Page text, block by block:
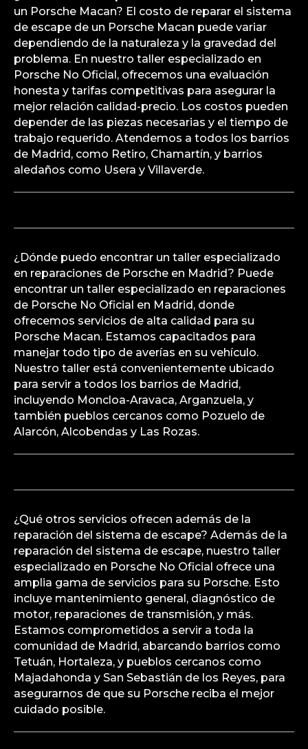
un Porsche Macan? El costo de reparar el sistema
de escape de un Porsche Macan puede variar
dependiendo de la naturaleza y la gravedad del
problema. En nuestro taller especializado en
Porsche No Oficial, ofrecemos una evaluación
honesta y tarifas competitivas para asegurar la
mejor relación calidad-precio. Los costos pueden
depender de las piezas necesarias y el tiempo de
trabajo requerido. Atendemos a todos los barrios
de Madrid, como Retiro, Chamartín, y barrios
aledaños como Usera y Villaverde.
¿Dónde puedo encontrar un taller especializado
en reparaciones de Porsche en Madrid? Puede
encontrar un taller especializado en reparaciones
de Porsche No Oficial en Madrid, donde
ofrecemos servicios de alta calidad para su
Porsche Macan. Estamos capacitados para
manejar todo tipo de averías en su vehículo.
Nuestro taller está convenientemente ubicado
para servir a todos los barrios de Madrid,
incluyendo Moncloa-Aravaca, Arganzuela, y
también pueblos cercanos como Pozuelo de
Alarcón, Alcobendas y Las Rozas.
¿Qué otros servicios ofrecen además de la
reparación del sistema de escape? Además de la
reparación del sistema de escape, nuestro taller
especializado en Porsche No Oficial ofrece una
amplia gama de servicios para su Porsche. Esto
incluye mantenimiento general, diagnóstico de
motor, reparaciones de transmisión, y más.
Estamos comprometidos a servir a toda la
comunidad de Madrid, abarcando barrios como
Tetuán, Hortaleza, y pueblos cercanos como
Majadahonda y San Sebastián de los Reyes, para
asegurarnos de que su Porsche reciba el mejor
cuidado posible.